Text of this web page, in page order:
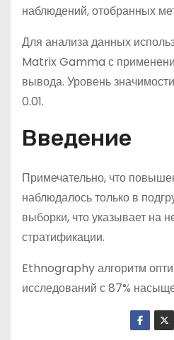
наблюдений, отобранных
Для анализа данных
Matrix Gamma с
вывода. Уровень
0.01.
Введение
Примечательно, что
наблюдалось только в
выборки, что указывает на
стратификации.
Ethnography алгоритм
исследований с 87%